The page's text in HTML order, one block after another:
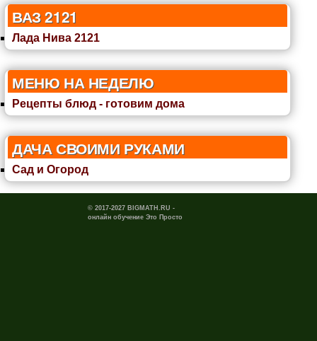
ВАЗ 2121
Лада Нива 2121
МЕНЮ НА НЕДЕЛЮ
Рецепты блюд - готовим дома
ДАЧА СВОИМИ РУКАМИ
Сад и Огород
© 2017-2027 BIGMATH.RU -
онлайн обучение Это Просто